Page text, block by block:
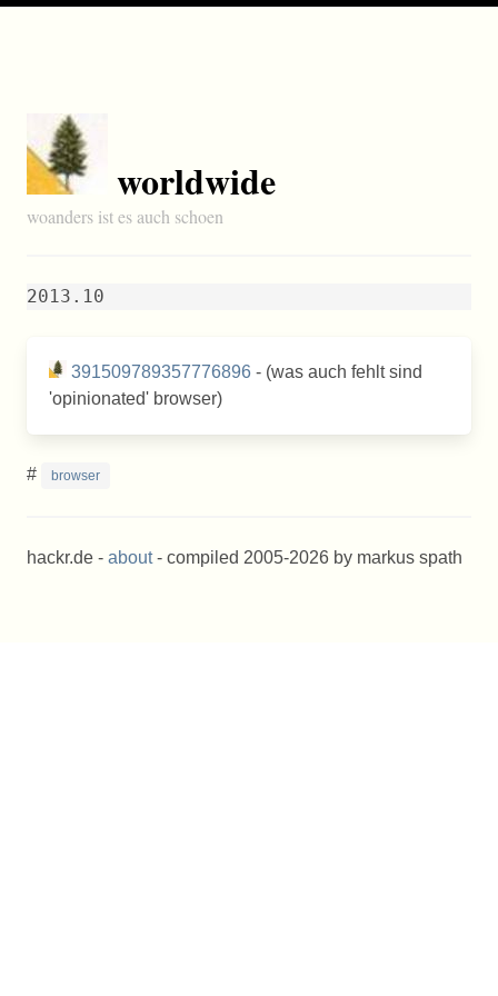
worldwide
woanders ist es auch schoen
2013.10
391509789357776896 - (was auch fehlt sind
'opinionated' browser)
# browser
hackr.de - about- compiled 2005-2026 by markus spath